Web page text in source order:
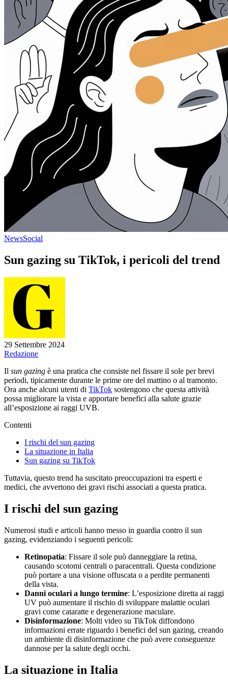
NewsSocial
Sun gazing su TikTok, i pericoli del trend
29 Settembre 2024
Redazione
Il sun gazing è una pratica che consiste nel fissare il sole per brevi
periodi, tipicamente durante le prime ore del mattino o al tramonto.
Ora anche alcuni utenti di TikTok sostengono che questa attività
possa migliorare la vista e apportare benefici alla salute grazie
all’esposizione ai raggi UVB.
Contenti
I rischi del sun gazing
La situazione in Italia
Sun gazing su TikTok
Tuttavia, questo trend ha suscitato preoccupazioni tra esperti e
medici, che avvertono dei gravi rischi associati a questa pratica.
I rischi del sun gazing
Numerosi studi e articoli hanno messo in guardia contro il sun
gazing, evidenziando i seguenti pericoli:
Retinopatia: Fissare il sole può danneggiare la retina,
causando scotomi centrali o paracentrali. Questa condizione
può portare a una visione offuscata o a perdite permanenti
della vista.
Danni oculari a lungo termine: L’esposizione diretta ai raggi
UV può aumentare il rischio di sviluppare malattie oculari
gravi come cataratte e degenerazione maculare.
Disinformazione: Molti video su TikTok diffondono
informazioni errate riguardo i benefici del sun gazing, creando
un ambiente di disinformazione che può avere conseguenze
dannose per la salute degli occhi.
La situazione in Italia